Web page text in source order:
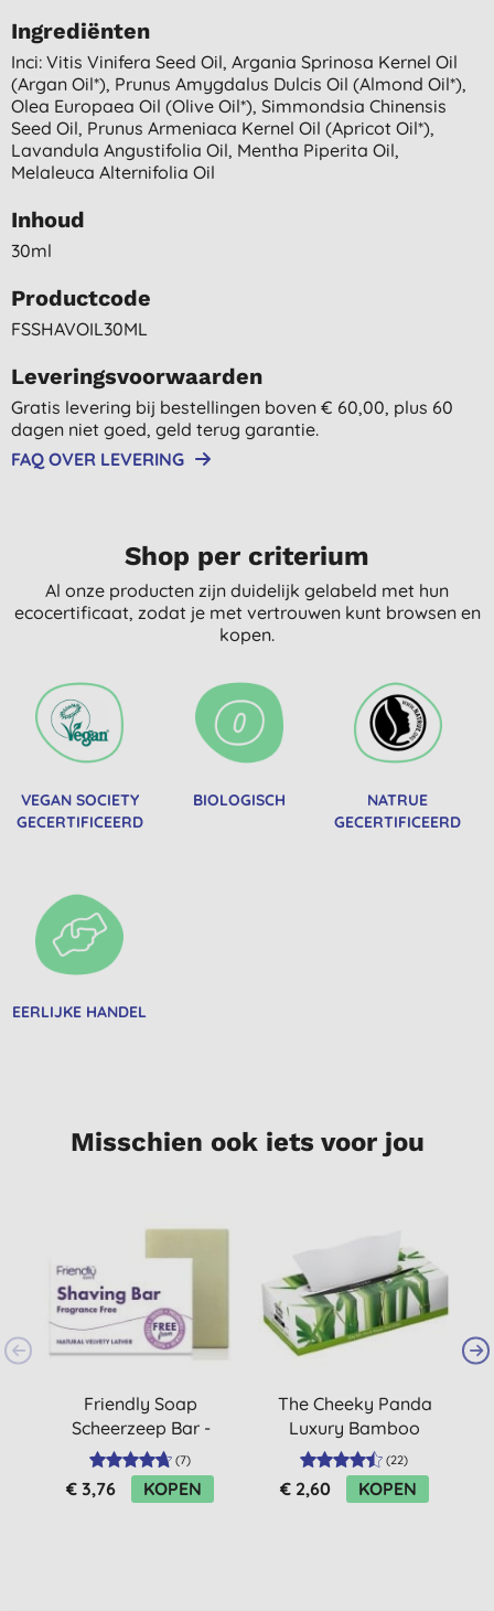
Ingrediënten
Inci: Vitis Vinifera Seed Oil, Argania Sprinosa Kernel Oil
(argan Oil*), Prunus Amygdalus Dulcis Oil (almond Oil*),
Olea Europaea Oil (olive Oil*), Simmondsia Chinensis
Seed Oil, Prunus Armeniaca Kernel Oil (apricot Oil*),
Lavandula Angustifolia Oil, Mentha Piperita Oil,
Melaleuca Alternifolia Oil
Inhoud
30ml
Productcode
FSSHAVOIL30ML
Leveringsvoorwaarden
Gratis levering bij bestellingen boven € 60,00, plus 60
dagen niet goed, geld terug garantie.
FAQ OVER LEVERING
Shop per criterium
Al onze producten zijn duidelijk gelabeld met hun
ecocertificaat, zodat je met vertrouwen kunt browsen en
kopen.
VEGAN SOCIETY
GECERTIFICEERD
BIOLOGISCH
NATRUE
GECERTIFICEERD
EERLIJKE HANDEL
Misschien ook iets voor jou
Friendly Soap
Scheerzeep Bar -
Parfumvrij
(7)
€ 3,76 KOPEN
The Cheeky Panda
Luxury Bamboo
Tissues (80 tissues)
(22)
€ 2,60 KOPEN